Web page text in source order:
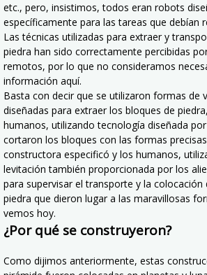
etc., pero, insistimos, todos eran robots
específicamente para las tareas que debían
Las técnicas utilizadas para extraer y
piedra han sido correctamente percibidas
remotos, por lo que no consideramos
información aquí.
Basta con decir que se utilizaron formas de
diseñadas para extraer los bloques de
humanos, utilizando tecnología diseñada
cortaron los bloques con las formas
constructora especificó y los humanos,
levitación también proporcionada por los
para supervisar el transporte y la colocación
piedra que dieron lugar a las maravillosas
vemos hoy.
¿Por qué se construyeron?
Como dijimos anteriormente, estas